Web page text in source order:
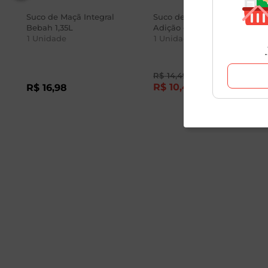
Suco de Maçã Integral
Bebah 1,35L
1 Unidade
R$ 16,98
Suco de Pêssego Sem
Adição de Açúcar Tial 1L
1 Unidade
R$ 14,49
R$ 10,49